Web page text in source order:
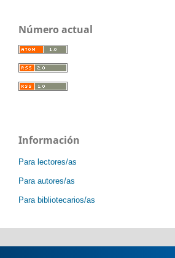
Número actual
Información
Para lectores/as
Para autores/as
Para bibliotecarios/as